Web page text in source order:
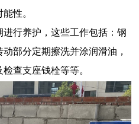
性。
行养护，这些工作包括：钢
部分定期擦洗并涂润滑油，
查支座钱栓等等。